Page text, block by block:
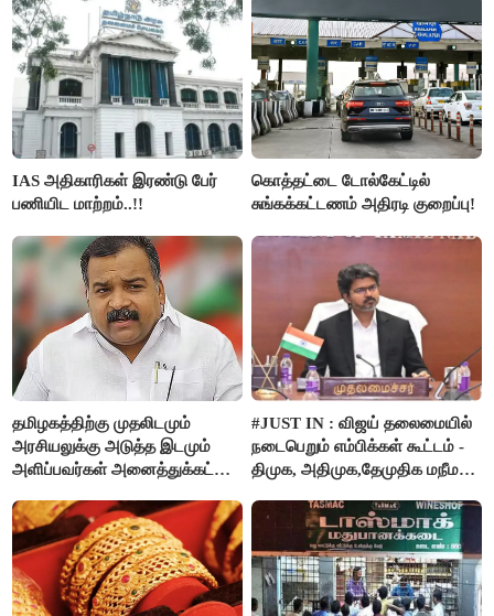
IAS அதிகாரிகள் இரண்டு பேர்
பணியிட மாற்றம்..!!
கொத்தட்டை டோல்கேட்டில்
சுங்கக்கட்டணம் அதிரடி குறைப்பு!
தமிழகத்திற்கு முதலிடமும்
அரசியலுக்கு அடுத்த இடமும்
அளிப்பவர்கள் அனைத்துக்கட்சி
பங்கேற்பார்கள் - மாணிக்கம்
தாகூர்..!!
#JUST IN : விஜய் தலைமையில்
நடைபெறும் எம்பிக்கள் கூட்டம் -
திமுக, அதிமுக,தேமுதிக மநீம